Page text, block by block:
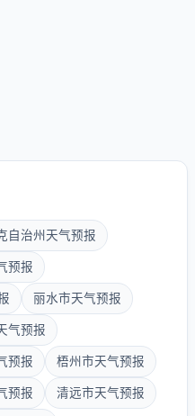
自治州天气预报
预报
丽水市天气预报
气预报
预报 梧州市天气预报
预报 清远市天气预报